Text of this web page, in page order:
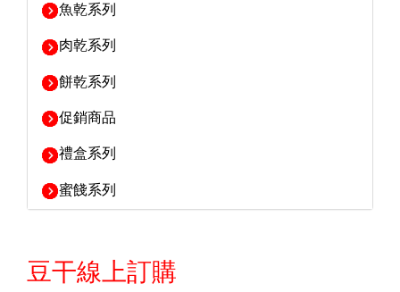
魚乾系列
肉乾系列
餅乾系列
促銷商品
禮盒系列
蜜餞系列
豆干線上訂購